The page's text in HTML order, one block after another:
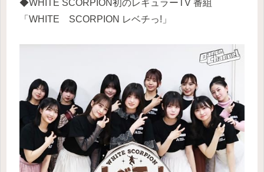
◆WHITE SCORPION初のレギュラーTV 番組
「WHITE SCORPION レベチっ!」